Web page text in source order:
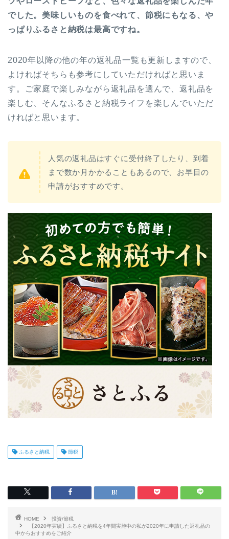
でした。美味しいものを食べれて、節税にもなる、や
っぱりふるさと納税は最高ですね。
2020年以降の他の年の返礼品一覧も更新しますので、
よければそちらも参考にしていただければと思いま
す。ご家庭で楽しみながら返礼品を選んで、返礼品を
楽しむ、そんなふるさと納税ライフを楽しんでいただ
ければと思います。
人気の返礼品はすぐに受付終了したり、到着
まで数か月かかることもあるので、お早目の
申請がおすすめです。
ふるさと納税 節税
HOME
投資/節税
【2020年実績】ふるさと納税を4年間実施中の私が2020年に申請した返礼品の
中からおすすめをご紹介